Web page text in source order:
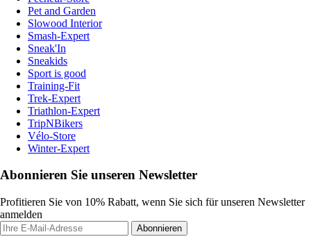
Pet and Garden
Slowood Interior
Smash-Expert
Sneak'In
Sneakids
Sport is good
Training-Fit
Trek-Expert
Triathlon-Expert
TripNBikers
Vélo-Store
Winter-Expert
Abonnieren Sie unseren Newsletter
Profitieren Sie von 10% Rabatt, wenn Sie sich für unseren Newsletter
anmelden
Abonnieren